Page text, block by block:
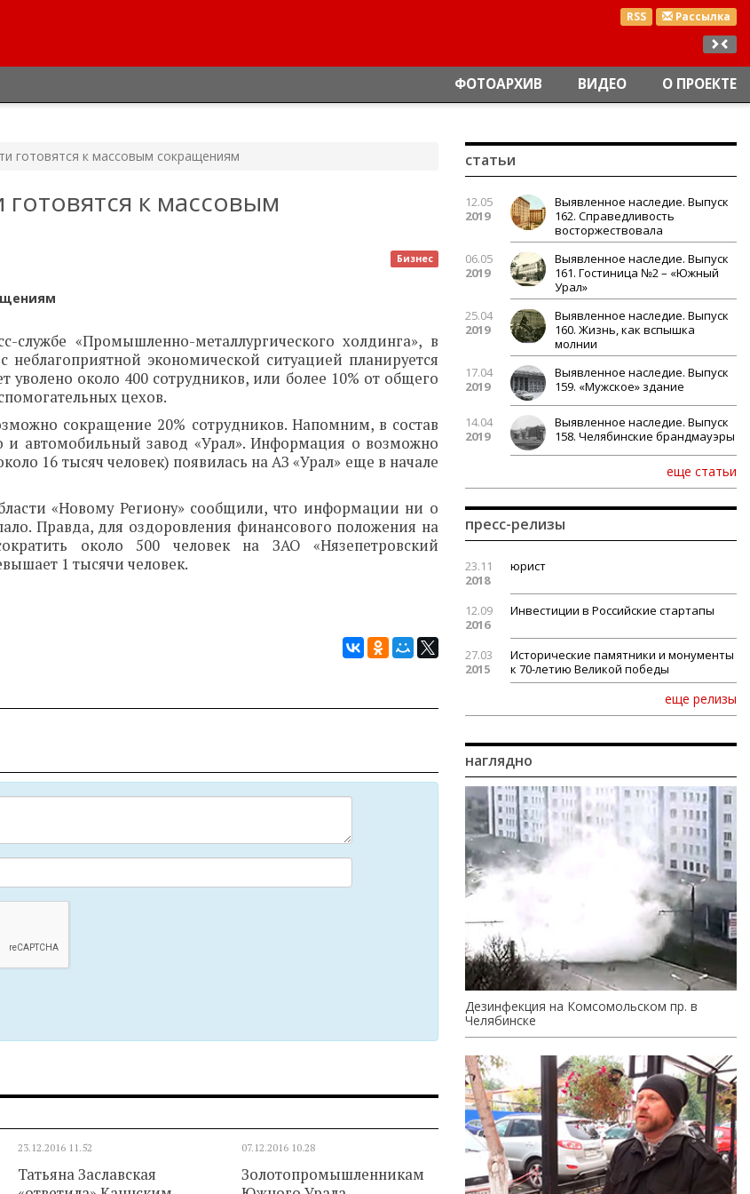
RSS Рассылка
ФОТОАРХИВ ВИДЕО О ПРОЕКТЕ
готовятся к массовым сокращениям
к массовым
Бизнес
«Промышленно-металлургического холдинга», в
экономической ситуацией планируется
около 400 сотрудников, или более 10% от общего
цехов.
сокращение 20% сотрудников. Напомним, в состав
автомобильный завод «Урал». Информация о возможно
16 тысяч человек) появилась на АЗ «Урал» еще в начале
«Новому Региону» сообщили, что информации ни о
Правда, для оздоровления финансового положения на
около 500 человек на ЗАО «Нязепетровский
1 тысячи человек.
23.12.2016 11.52
Татьяна Заславская
07.12.2016 10.28
Золотопромышленникам
статьи
12.05
2019
Выявленное наследие. Выпуск
162. Справедливость
восторжествовала
06.05
2019
Выявленное наследие. Выпуск
161. Гостиница №2 – «Южный
Урал»
25.04
2019
Выявленное наследие. Выпуск
160. Жизнь, как вспышка
молнии
17.04
2019
Выявленное наследие. Выпуск
159. «Мужское» здание
14.04
2019
Выявленное наследие. Выпуск
158. Челябинские брандмауэры
еще статьи
пресс-релизы
23.11
2018
юрист
12.09
2016
Инвестиции в Российские стартапы
27.03
2015
Исторические памятники и монументы
к 70-летию Великой победы
еще релизы
наглядно
Дезинфекция на Комсомольском пр. в
Челябинске